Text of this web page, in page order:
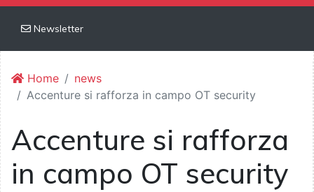
Newsletter
Home
news
Accenture si rafforza in campo OT security
Accenture si rafforza
in campo OT security